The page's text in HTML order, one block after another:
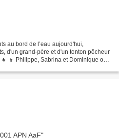
au bord de l’eau aujourd'hui,
d'un grand-père et d'un tonton pêcheur
👦 Philippe, Sabrina et Dominique ont